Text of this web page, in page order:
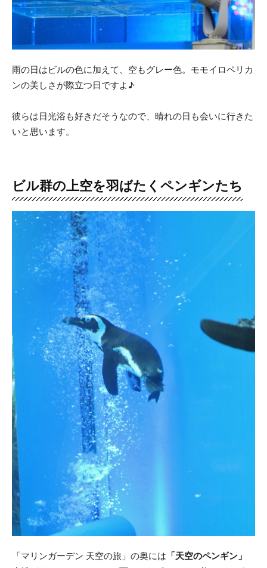
雨の日はビルの色に加えて、空もグレー色。モモイロペリカ
ンの美しさが際立つ日ですよ♪
彼らは日光浴も好きだそうなので、晴れの日も会いに行きた
いと思います。
ビル群の上空を羽ばたくペンギンたち
「マリンガーデン 天空の旅」の奥には 「天空のペンギン」